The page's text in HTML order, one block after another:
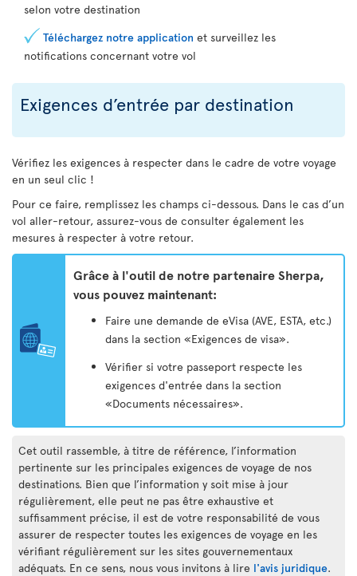
selon votre destination
Téléchargez notre application et surveillez les
notifications concernant votre vol
Exigences d’entrée par destination
Vérifiez les exigences à respecter dans le cadre de votre voyage
en un seul clic !
Pour ce faire, remplissez les champs ci-dessous. Dans le cas d’un
vol aller-retour, assurez-vous de consulter également les
mesures à respecter à votre retour.
Grâce à l'outil de notre partenaire Sherpa,
vous pouvez maintenant:
Faire une demande de eVisa (AVE, ESTA, etc.)
dans la section «Exigences de visa».
Vérifier si votre passeport respecte les
exigences d'entrée dans la section
«Documents nécessaires».
Cet outil rassemble, à titre de référence, l’information
pertinente sur les principales exigences de voyage de nos
destinations. Bien que l’information y soit mise à jour
régulièrement, elle peut ne pas être exhaustive et
suffisamment précise, il est de votre responsabilité de vous
assurer de respecter toutes les exigences de voyage en les
vérifiant régulièrement sur les sites gouvernementaux
adéquats. En ce sens, nous vous invitons à lire l'avis juridique.